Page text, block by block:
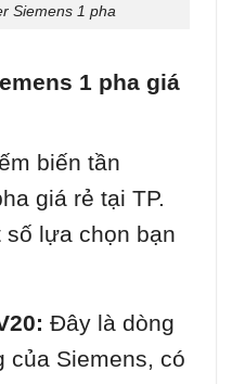
Siemens 1 pha
1 pha giá
biến tần
giá rẻ tại TP.
số lựa chọn bạn
Đây là dòng
của Siemens, có